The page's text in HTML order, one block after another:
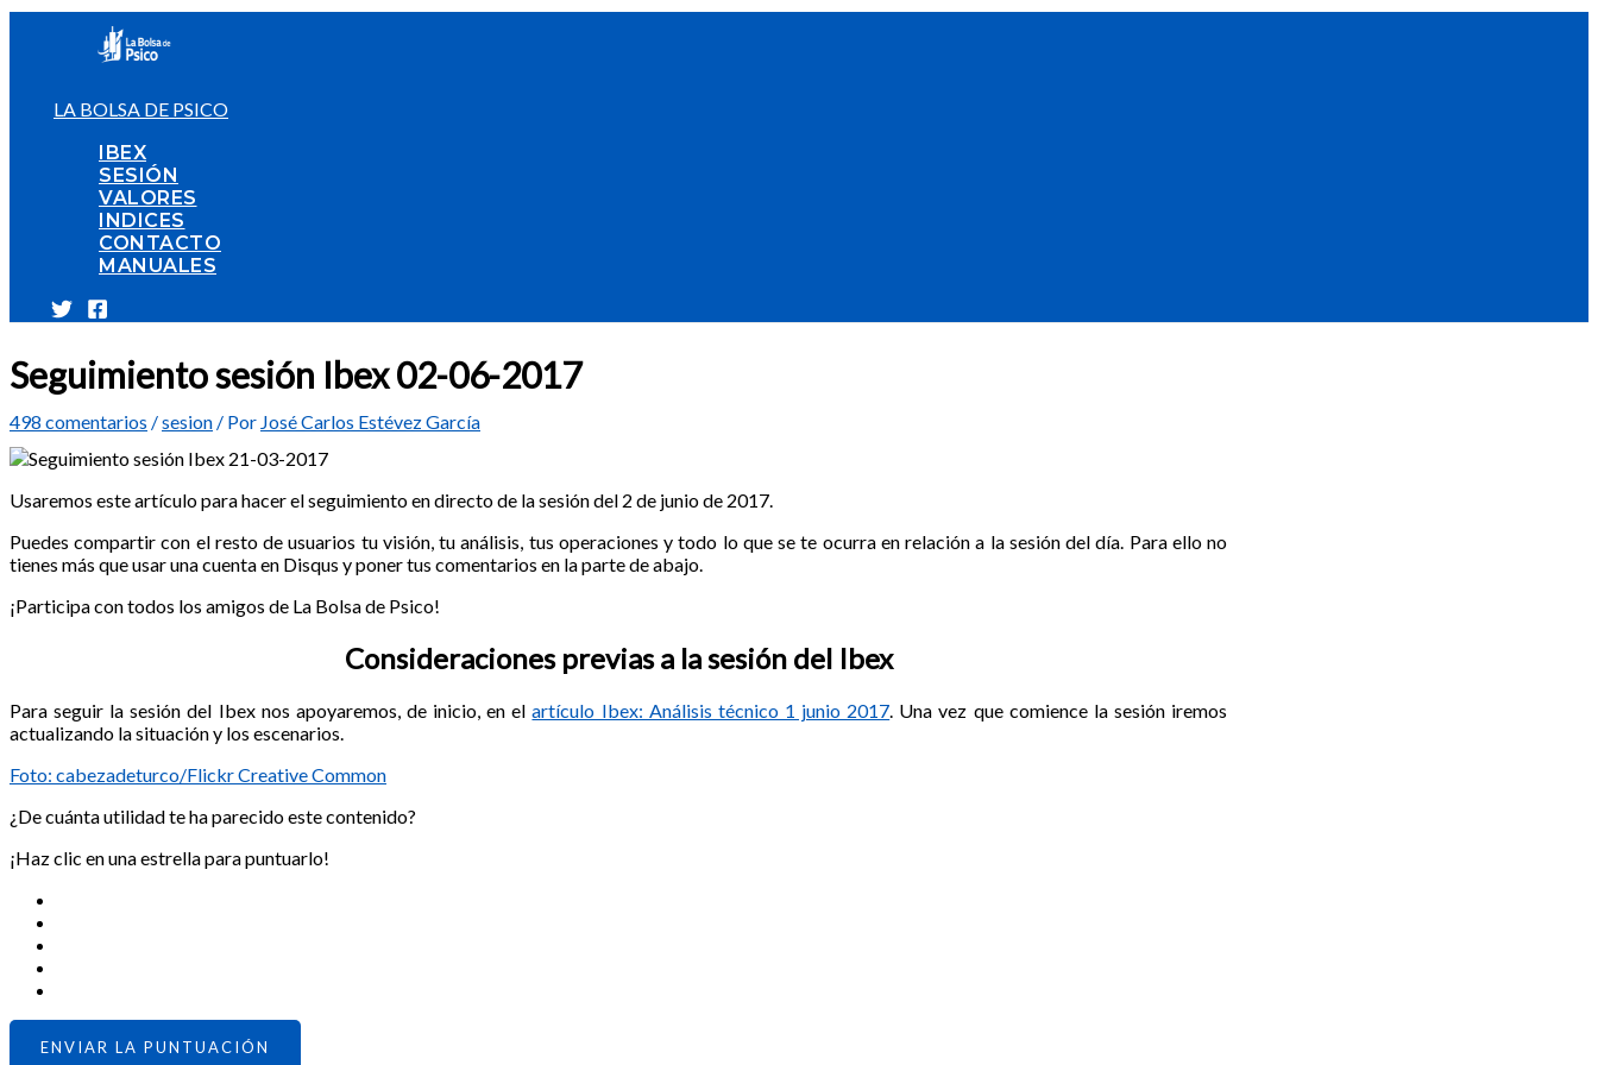
LA BOLSA DE PSICO
IBEX
SESIÓN
VALORES
INDICES
CONTACTO
MANUALES
Seguimiento sesión Ibex 02-06-2017
498 comentarios /sesion / Por José Carlos Estévez García
Usaremos este artículo para hacer el seguimiento en directo de la sesión del 2 de junio de 2017.
Puedes compartir con el resto de usuarios tu visión, tu análisis, tus operaciones y todo lo que se te ocurra en relación a la sesión del día. Para ello no
tienes más que usar una cuenta en Disqus y poner tus comentarios en la parte de abajo.
¡Participa con todos los amigos de La Bolsa de Psico!
Consideraciones previas a la sesión del Ibex
Para seguir la sesión del Ibex nos apoyaremos, de inicio, en elartículo Ibex: Análisis técnico 1 junio 2017 . Una vez que comience la sesión iremos
actualizando la situación y los escenarios.
Foto: cabezadeturco/Flickr Creative Common
¿De cuánta utilidad te ha parecido este contenido?
¡Haz clic en una estrella para puntuarlo!
ENVIAR LA PUNTUACIÓN